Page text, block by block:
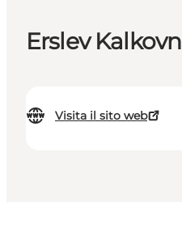
Erslev Kalkovn
Visita il sito web